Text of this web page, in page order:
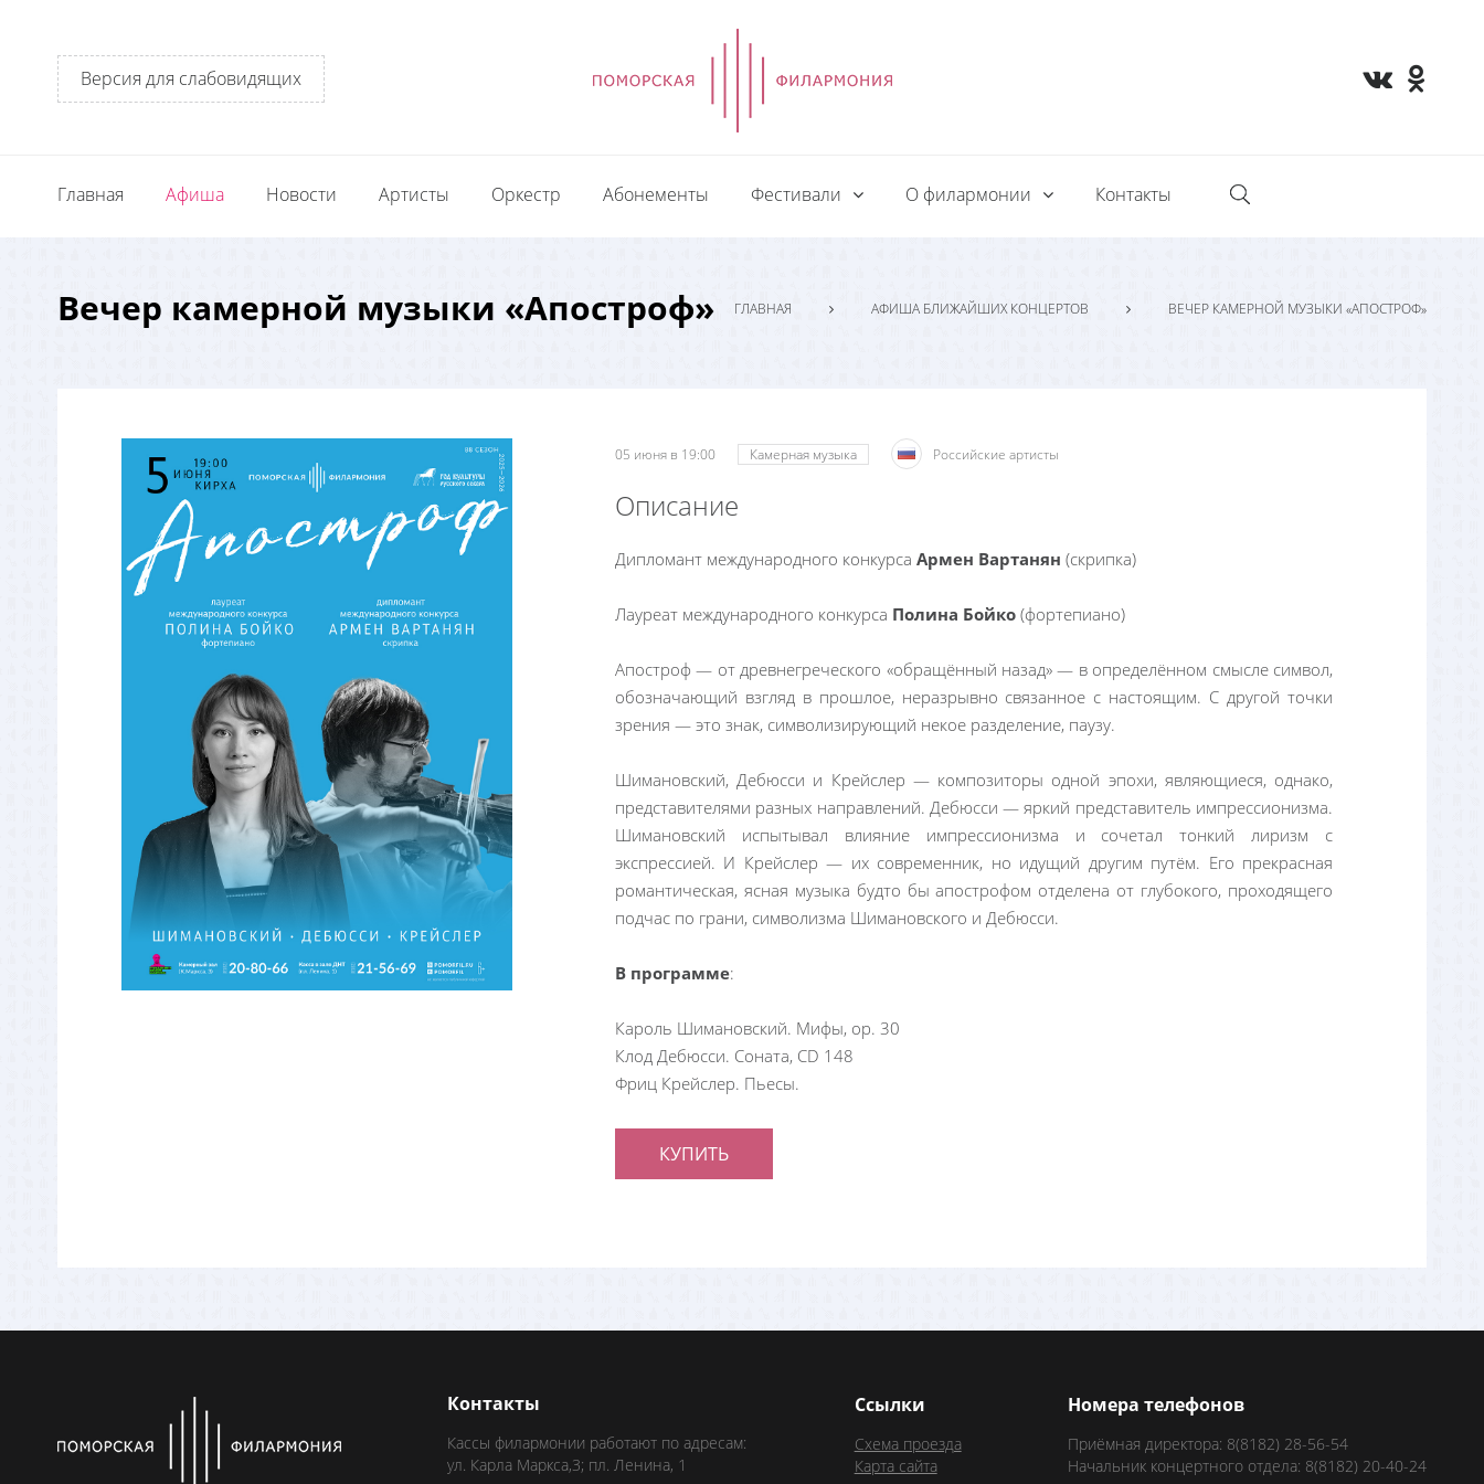
Версия для слабовидящих
Главная Афиша Новости Артисты Оркестр Абонементы Фестивали О филармонии Контакты
Вечер камерной музыки «Апостроф» ГЛАВНАЯ АФИША БЛИЖАЙШИХ КОНЦЕРТОВ ВЕЧЕР КАМЕРНОЙ МУЗЫКИ «АПОСТРОФ»
05 июня в 19:00 Камерная музыка Российские артисты
Описание
Дипломант международного конкурса Армен Вартанян (скрипка)
Лауреат международного конкурса Полина Бойко (фортепиано)
Апостроф — от древнегреческого «обращённый назад» — в определённом смысле символ,
обозначающий взгляд в прошлое, неразрывно связанное с настоящим. С другой точки
зрения — это знак, символизирующий некое разделение, паузу.
Шимановский, Дебюсси и Крейслер — композиторы одной эпохи, являющиеся, однако,
представителями разных направлений. Дебюсси — яркий представитель импрессионизма.
Шимановский испытывал влияние импрессионизма и сочетал тонкий лиризм с
экспрессией. И Крейслер — их современник, но идущий другим путём. Его прекрасная
романтическая, ясная музыка будто бы апострофом отделена от глубокого, проходящего
подчас по грани, символизма Шимановского и Дебюсси.
В программе:
Кароль Шимановский. Мифы, op. 30
Клод Дебюсси. Соната, CD 148
Фриц Крейслер. Пьесы.
КУПИТЬ
Контакты
Кассы филармонии работают по адресам:
ул. Карла Маркса,3; пл. Ленина, 1
Номера телефонов
Приёмная директора: 8(8182) 28-56-54
Начальник концертного отдела: 8(8182) 20-40-24
Ссылки
Схема проезда
Карта сайта